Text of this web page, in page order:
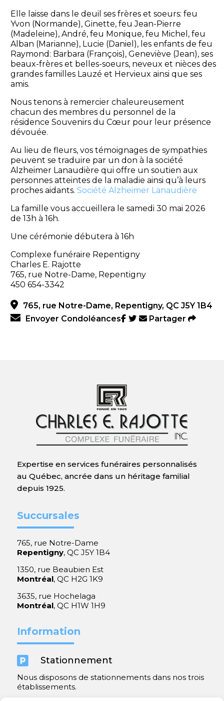
Elle laisse dans le deuil ses frères et soeurs: feu
Yvon (Normande), Ginette, feu Jean-Pierre
(Madeleine), André, feu Monique, feu Michel, feu
Alban (Marianne), Lucie (Daniel), les enfants de feu
Raymond: Barbara (François), Geneviève (Jean), ses
beaux-frères et belles-soeurs, neveux et nièces des
grandes familles Lauzé et Hervieux ainsi que ses
amis.
Nous tenons à remercier chaleureusement
chacun des membres du personnel de la
résidence Souvenirs du Cœur pour leur présence
dévouée.
Au lieu de fleurs, vos témoignages de sympathies
peuvent se traduire par un don à la société
Alzheimer Lanaudière qui offre un soutien aux
personnes atteintes de la maladie ainsi qu’à leurs
proches aidants. Société Alzheimer Lanaudière
La famille vous accueillera le samedi 30 mai 2026
de 13h à 16h.
Une cérémonie débutera à 16h
Complexe funéraire Repentigny
Charles E. Rajotte
765, rue Notre-Dame, Repentigny
450 654-3342
765, rue Notre-Dame, Repentigny, QC J5Y 1B4
Envoyer Condoléances
Partager
Expertise en services funéraires personnalisés
au Québec, ancrée dans un héritage familial
depuis 1925.
Succursales
765, rue Notre-Dame
Repentigny, QC J5Y 1B4
1350, rue Beaubien Est
Montréal, QC H2G 1K9
3635, rue Hochelaga
Montréal, QC H1W 1H9
Information
 Stationnement
Nous disposons de stationnements dans nos trois
établissements.